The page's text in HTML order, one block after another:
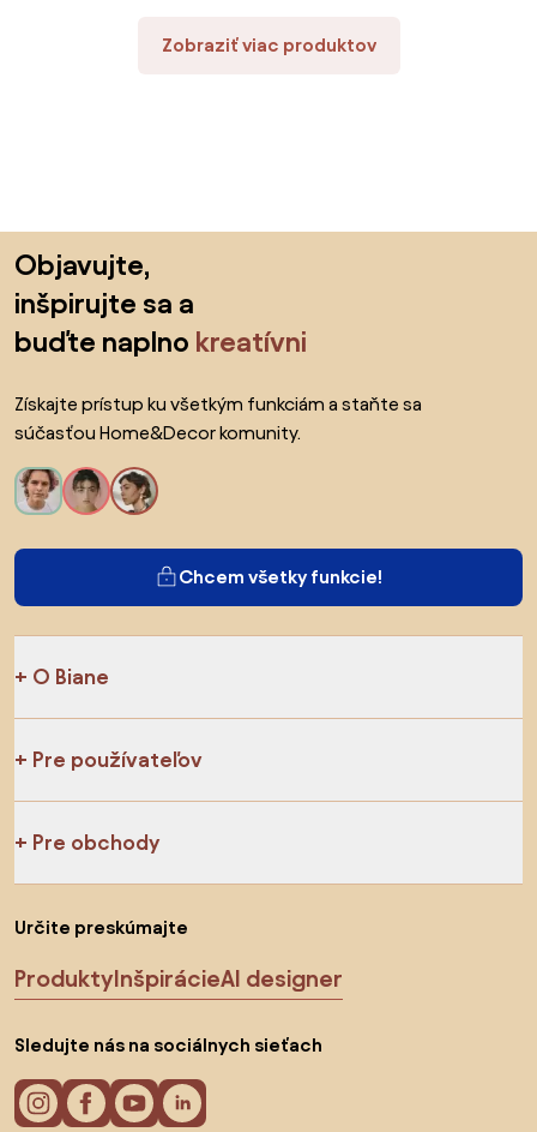
Zobraziť viac produktov
Objavujte,
inšpirujte sa a
buďte naplno kreatívni
Získajte prístup ku všetkým funkciám a staňte sa
súčasťou Home&Decor komunity.
Chcem všetky funkcie!
O Biane
Pre používateľov
Pre obchody
Určite preskúmajte
ProduktyInšpirácieAI designer
Sledujte nás na sociálnych sieťach